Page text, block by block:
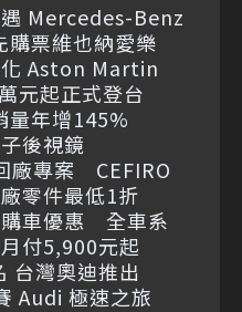
Mercedes-Benz
購票維也納愛樂
Aston Martin
元起正式登台
量年增145%
後視鏡
廠專案 CEFIRO
零件最低1折
購車優惠 全車系
付5,900元起
台灣奧迪推出
Audi 極速之旅